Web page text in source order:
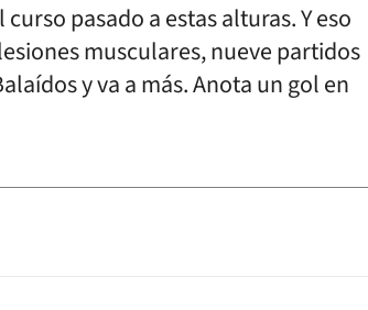
pasado a estas alturas. Y eso
musculares, nueve partidos
y va a más. Anota un gol en